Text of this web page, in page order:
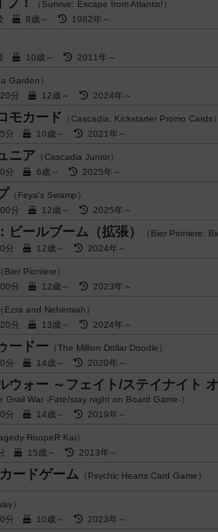
（Survive: Escape from Atlantis!）
8歳～ 1982年～
10歳～ 2011年～
Garden）
分 12歳～ 2024年～
モカード （Cascadia: Kickstarter Promo Cards）
分 10歳～ 2021年～
ニア （Cascadia Junior）
分 6歳～ 2025年～
（Feya's Swamp）
分 12歳～ 2025年～
ビールブーム（拡張）
（Bier Pioniere:
分 12歳～ 2024年～
（Bier Pioniere）
分 12歳～ 2023年～
（Ezra and Nehemiah）
分 13歳～ 2024年～
ードー （The Million Dollar Doodle）
分 14歳～ 2020年～
ウォー ～フェイト/ステイナイト
Grail War -Fate/stay night on Board Game-）
分 14歳～ 2019年～
RoopeR Kai）
15歳～ 2013年～
ードゲーム （Psychic Hearts Card Game）
）
分 10歳～ 2023年～